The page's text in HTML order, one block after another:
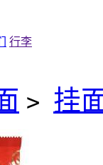
行李
> 挂